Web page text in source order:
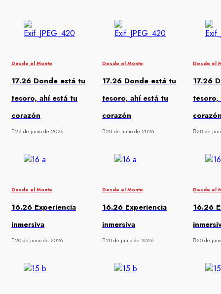
Desde el Monte
17.26 Donde está tu
tesoro, ahí está tu
corazón
28 de junio de 2026
Desde el Monte
16.26 Experiencia
inmersiva
20 de junio de 2026
Desde el Monte
17.26 Donde está tu
tesoro, ahí está tu
corazón
28 de junio de 2026
Desde el Monte
16.26 Experiencia
inmersiva
20 de junio de 2026
Desde el
17.26
tesoro,
28 de
Desde el
16.26
20 de